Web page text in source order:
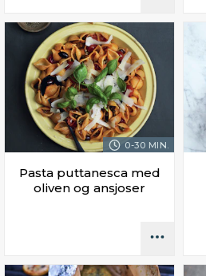
0-30 MIN.
Pasta puttanesca med
oliven og ansjoser